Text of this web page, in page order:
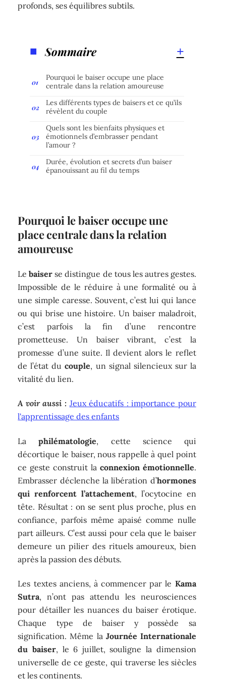
profonds, ses équilibres subtils.
Sommaire
Pourquoi le baiser occupe une place
centrale dans la relation amoureuse
Les différents types de baisers et ce qu’ils
révèlent du couple
Quels sont les bienfaits physiques et
émotionnels d’embrasser pendant
l’amour ?
Durée, évolution et secrets d’un baiser
épanouissant au fil du temps
Pourquoi le baiser occupe une
place centrale dans la relation
amoureuse
Lebaiser se distingue de tous les autres gestes.
Impossible de le réduire à une formalité ou à
une simple caresse. Souvent, c’est lui qui lance
ou qui brise une histoire. Un baiser maladroit,
c’est parfois la fin d’une rencontre
prometteuse. Un baiser vibrant, c’est la
promesse d’une suite. Il devient alors le reflet
de l’état ducouple, un signal silencieux sur la
vitalité du lien.
A voir aussi : Jeux éducatifs : importance pour
l'apprentissage des enfants
Laphilématologie, cette science qui
décortique le baiser, nous rappelle à quel point
ce geste construit la connexion émotionnelle.
Embrasser déclenche la libération d’hormones
qui renforcent l’attachement, l’ocytocine en
tête. Résultat : on se sent plus proche, plus en
confiance, parfois même apaisé comme nulle
part ailleurs. C’est aussi pour cela que le baiser
demeure un pilier des rituels amoureux, bien
après la passion des débuts.
Les textes anciens, à commencer par le Kama
Sutra, n’ont pas attendu les neurosciences
pour détailler les nuances du baiser érotique.
Chaque type de baiser y possède sa
signification. Même la Journée Internationale
du baiser, le 6 juillet, souligne la dimension
universelle de ce geste, qui traverse les siècles
et les continents.